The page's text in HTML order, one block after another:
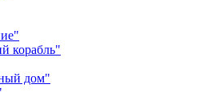
корабль"
дом"